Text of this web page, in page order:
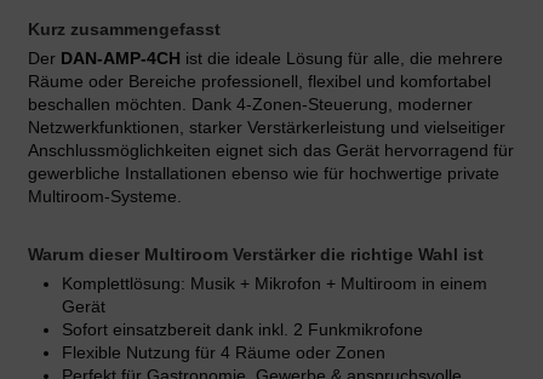
Kurz zusammengefasst
Der DAN-AMP-4CH ist die ideale Lösung für alle, die mehrere
Räume oder Bereiche professionell, flexibel und komfortabel
beschallen möchten. Dank 4-Zonen-Steuerung, moderner
Netzwerkfunktionen, starker Verstärkerleistung und vielseitiger
Anschlussmöglichkeiten eignet sich das Gerät hervorragend für
gewerbliche Installationen ebenso wie für hochwertige private
Multiroom-Systeme.
Warum dieser Multiroom Verstärker die richtige Wahl ist
Komplettlösung: Musik + Mikrofon + Multiroom in einem
Gerät
Sofort einsatzbereit dank inkl. 2 Funkmikrofone
Flexible Nutzung für 4 Räume oder Zonen